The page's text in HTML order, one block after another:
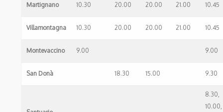
Martignano 10.30 20.00 20.00 21.00 10.45
Villamontagna 10.30 20.00 20.00 21.00 10.45
Montevaccino 9.00 9.00
San Donà 18.30 15.00 9.30
8.30,
10.00,